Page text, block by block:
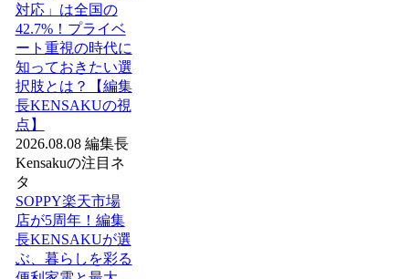
対応」は全国の
42.7%！プライベ
ート重視の時代に
知っておきたい選
択肢とは？【編集
長KENSAKUの視
点】
2026.08.08 編集長
Kensakuの注目ネ
タ
SOPPY楽天市場
店が5周年！編集
長KENSAKUが選
ぶ、暮らしを彩る